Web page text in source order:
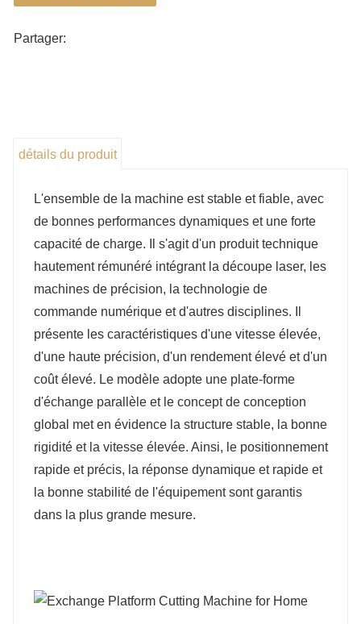
processus de découpe des métaux.
Partager:
détails du produit
L'ensemble de la machine est stable et fiable, avec
de bonnes performances dynamiques et une forte
capacité de charge. Il s'agit d'un produit technique
hautement rémunéré intégrant la découpe laser, les
machines de précision, la technologie de
commande numérique et d'autres disciplines. Il
présente les caractéristiques d'une vitesse élevée,
d'une haute précision, d'un rendement élevé et d'un
coût élevé. Le modèle adopte une plate-forme
d'échange parallèle et le concept de conception
global met en évidence la structure stable, la bonne
rigidité et la vitesse élevée. Ainsi, le positionnement
rapide et précis, la réponse dynamique et rapide et
la bonne stabilité de l'équipement sont garantis
dans la plus grande mesure.